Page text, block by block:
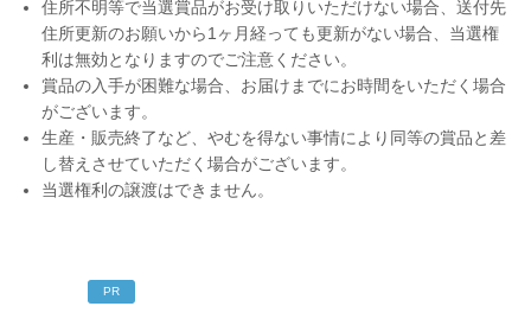
住所不明等で当選賞品がお受け取りいただけない場合、送付先
住所更新のお願いから1ヶ月経っても更新がない場合、当選権
利は無効となりますのでご注意ください。
賞品の入手が困難な場合、お届けまでにお時間をいただく場合
がございます。
生産・販売終了など、やむを得ない事情により同等の賞品と差
し替えさせていただく場合がございます。
当選権利の譲渡はできません。
PR